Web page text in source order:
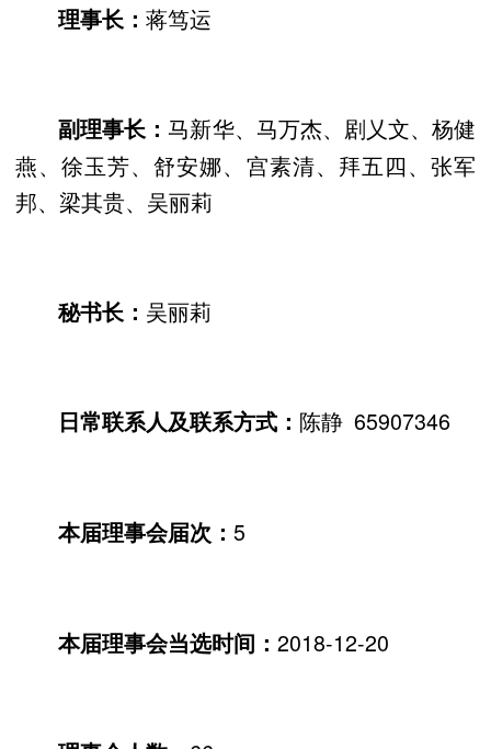
理事长：蒋笃运
副理事长：马新华、马万杰、剧乂文、杨健
燕、徐玉芳、舒安娜、宫素清、拜五四、张军
邦、梁其贵、吴丽莉
秘书长： 吴丽莉
日常联系人及联系方式： 陈静 65907346
本届理事会届次：5
本届理事会当选时间：2018-12-20